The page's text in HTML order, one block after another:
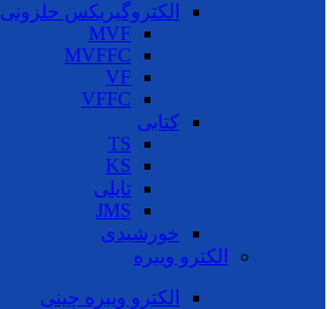
الکتروگیربکس حلزونی
MVF
MVFFC
VF
VFFC
کتابی
TS
KS
تایلی
JMS
خورشیدی
الکترو ویبره
الکترو ویبره چینی